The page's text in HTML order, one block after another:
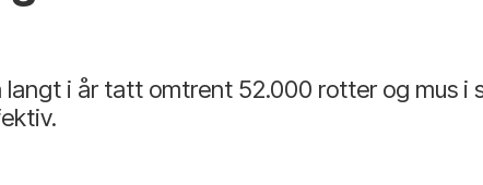
i år tatt omtrent 52.000 rotter og mus i